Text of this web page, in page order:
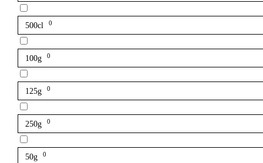
500cl 0
100g 0
125g 0
250g 0
50g 0